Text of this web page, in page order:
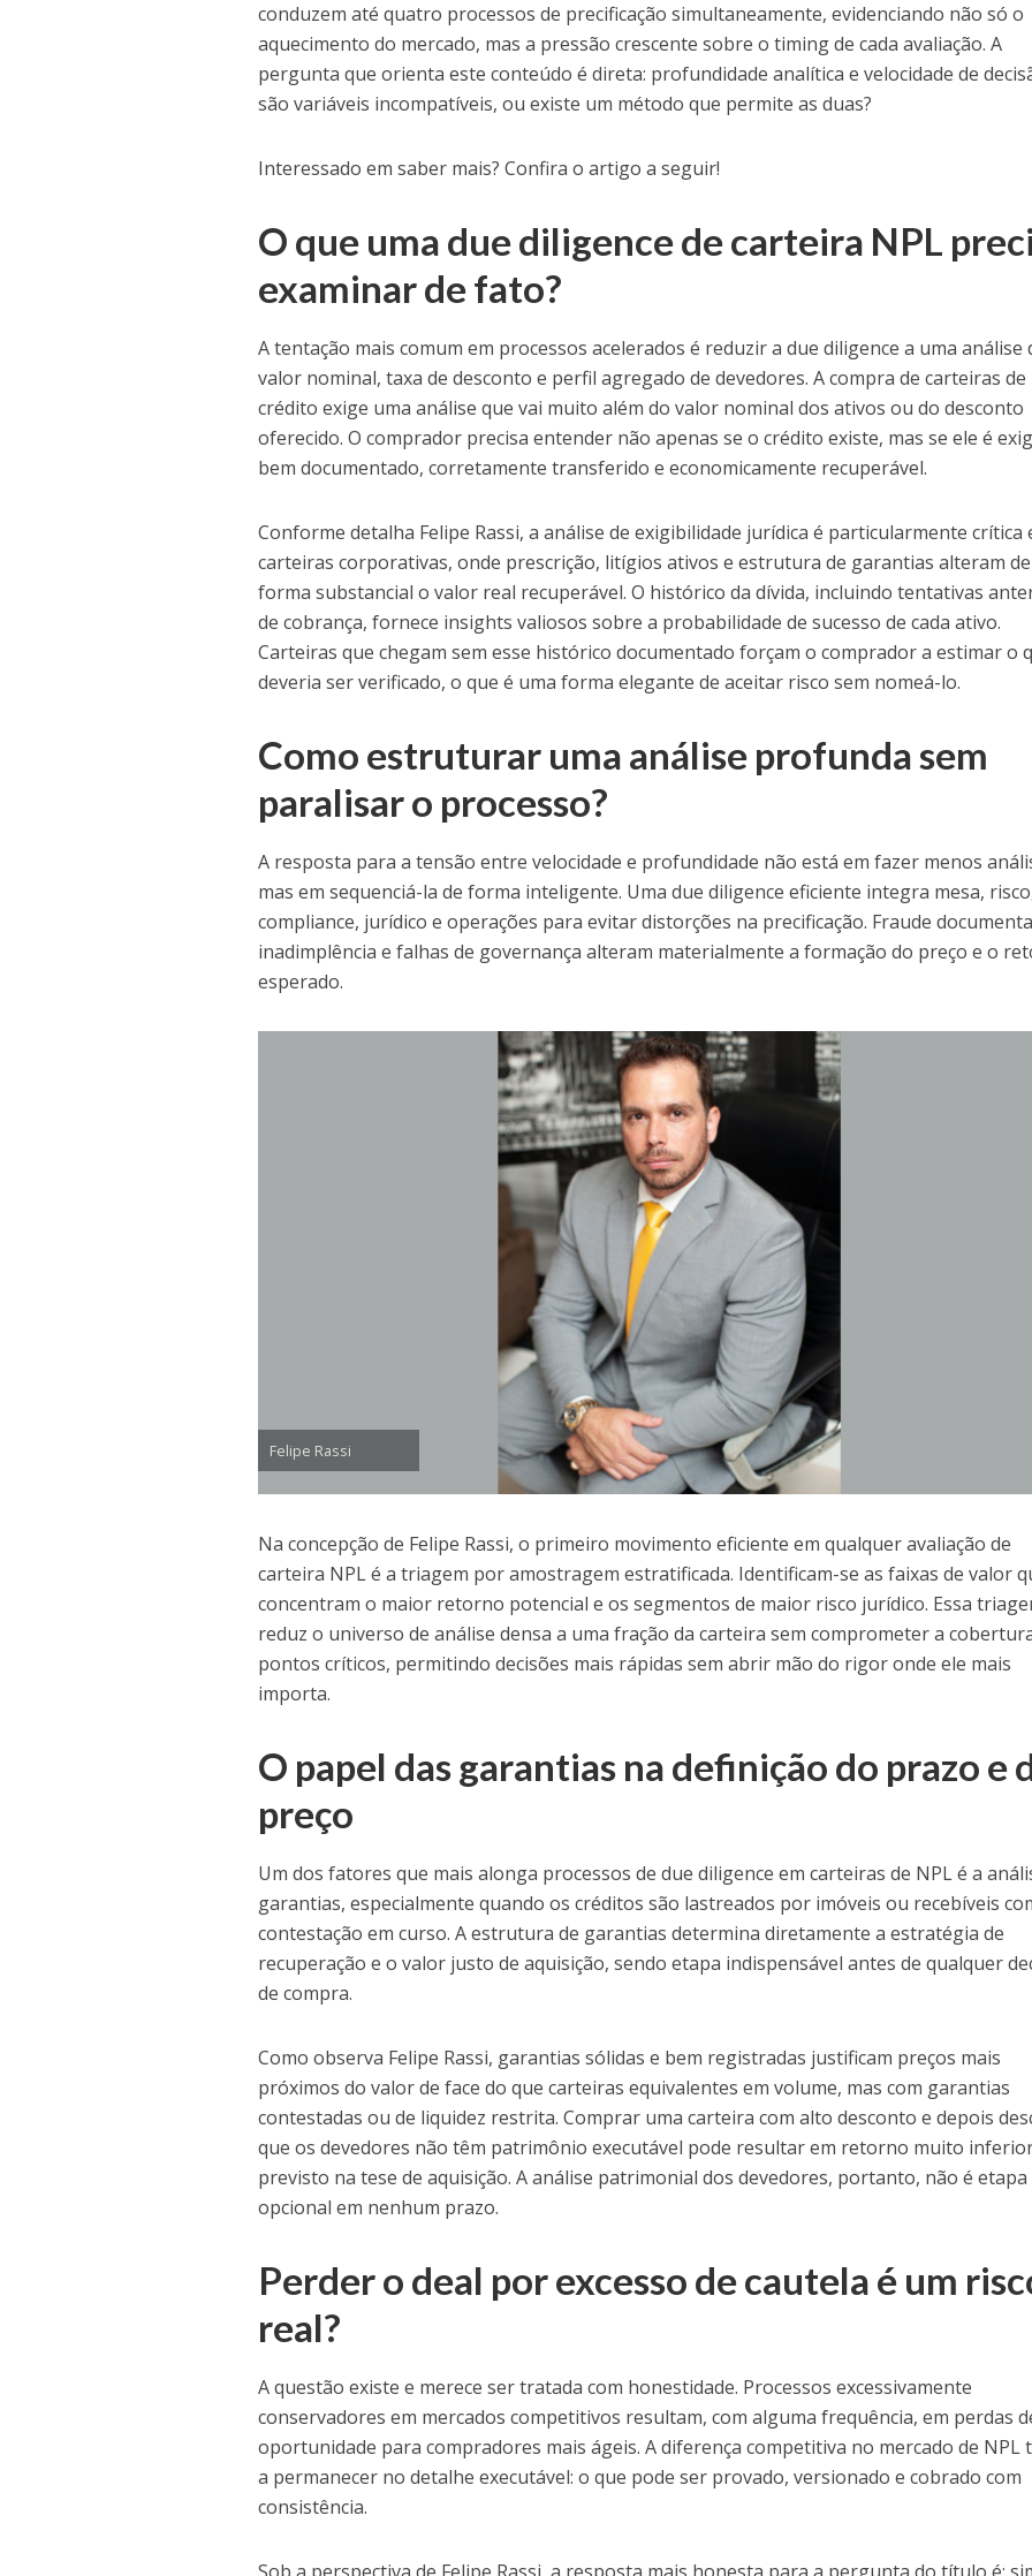
conduzem até quatro processos de precificação simultaneamente, evidenciando não só o
aquecimento do mercado, mas a pressão crescente sobre o timing de cada avaliação. A
pergunta que orienta este conteúdo é direta: profundidade analítica e velocidade de
são variáveis incompatíveis, ou existe um método que permite as duas?
Interessado em saber mais? Confira o artigo a seguir!
O que uma due diligence de carteira NPL
examinar de fato?
A tentação mais comum em processos acelerados é reduzir a due diligence a uma análise
valor nominal, taxa de desconto e perfil agregado de devedores. A compra de carteiras de
crédito exige uma análise que vai muito além do valor nominal dos ativos ou do desconto
oferecido. O comprador precisa entender não apenas se o crédito existe, mas se ele é
bem documentado, corretamente transferido e economicamente recuperável.
Conforme detalha Felipe Rassi, a análise de exigibilidade jurídica é particularmente crítica
carteiras corporativas, onde prescrição, litígios ativos e estrutura de garantias alteram de
forma substancial o valor real recuperável. O histórico da dívida, incluindo tentativas
de cobrança, fornece insights valiosos sobre a probabilidade de sucesso de cada ativo.
Carteiras que chegam sem esse histórico documentado forçam o comprador a estimar o
deveria ser verificado, o que é uma forma elegante de aceitar risco sem nomeá-lo.
Como estruturar uma análise profunda sem
paralisar o processo?
A resposta para a tensão entre velocidade e profundidade não está em fazer menos
mas em sequenciá-la de forma inteligente. Uma due diligence eficiente integra mesa,
compliance, jurídico e operações para evitar distorções na precificação. Fraude
inadimplência e falhas de governança alteram materialmente a formação do preço e o
esperado.
Felipe Rassi
Na concepção de Felipe Rassi, o primeiro movimento eficiente em qualquer avaliação de
carteira NPL é a triagem por amostragem estratificada. Identificam-se as faixas de valor
concentram o maior retorno potencial e os segmentos de maior risco jurídico. Essa
reduz o universo de análise densa a uma fração da carteira sem comprometer a
pontos críticos, permitindo decisões mais rápidas sem abrir mão do rigor onde ele mais
importa.
O papel das garantias na definição do prazo e
preço
Um dos fatores que mais alonga processos de due diligence em carteiras de NPL é a
garantias, especialmente quando os créditos são lastreados por imóveis ou recebíveis
contestação em curso. A estrutura de garantias determina diretamente a estratégia de
recuperação e o valor justo de aquisição, sendo etapa indispensável antes de qualquer
de compra.
Como observa Felipe Rassi, garantias sólidas e bem registradas justificam preços mais
próximos do valor de face do que carteiras equivalentes em volume, mas com garantias
contestadas ou de liquidez restrita. Comprar uma carteira com alto desconto e depois
que os devedores não têm patrimônio executável pode resultar em retorno muito
previsto na tese de aquisição. A análise patrimonial dos devedores, portanto, não é etapa
opcional em nenhum prazo.
Perder o deal por excesso de cautela é um
real?
A questão existe e merece ser tratada com honestidade. Processos excessivamente
conservadores em mercados competitivos resultam, com alguma frequência, em perdas
oportunidade para compradores mais ágeis. A diferença competitiva no mercado de NPL
a permanecer no detalhe executável: o que pode ser provado, versionado e cobrado com
consistência.